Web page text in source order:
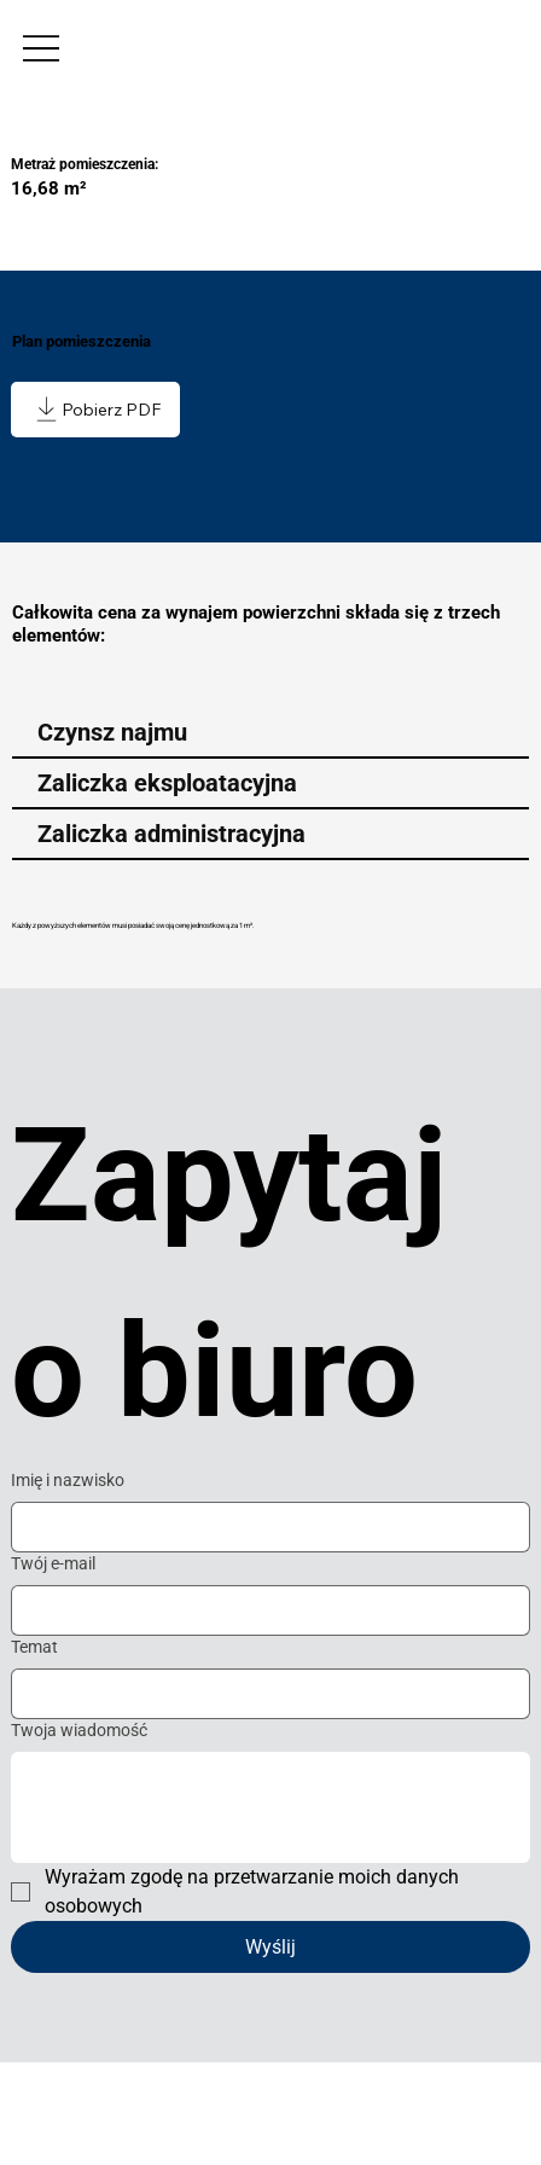
Metraż pomieszczenia:
16,68 m²
Plan pomieszczenia
Pobierz PDF
Całkowita cena za wynajem powierzchni składa się z trzech
elementów:
Czynsz najmu
Zaliczka eksploatacyjna
Zaliczka administracyjna
Każdy z powyższych elementów musi posiadać swoją cenę jednostkową za 1 m².
Zapytaj
o biuro
Imię i nazwisko
Twój e-mail
Temat
Twoja wiadomość
Wyrażam zgodę na przetwarzanie moich danych
osobowych
Wyślij